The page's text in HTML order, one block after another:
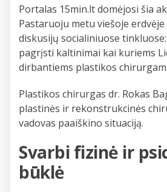
Portalas 15min.lt domėjosi šia
Pastaruoju metu viešoje
diskusijų socialiniuose
pagrįsti kaltinimai kai kuriems
dirbantiems plastikos
Plastikos chirurgas dr. Rokas
plastinės ir rekonstrukcinės
vadovas paaiškino situaciją.
Svarbi fizinė ir
būklė